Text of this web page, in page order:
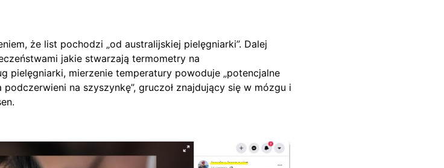
że list pochodzi „od australijskiej pielęgniarki”. Dalej
jakie stwarzają termometry na
pielęgniarki, mierzenie temperatury powoduje „potencjalne
na szyszynkę”, gruczoł znajdujący się w mózgu i